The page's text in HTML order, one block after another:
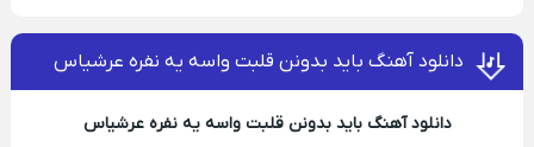
دانلود آهنگ باید بدونن قلبت واسه یه نفره عرشیاس
دانلود آهنگ باید بدونن قلبت واسه یه نفره عرشیاس